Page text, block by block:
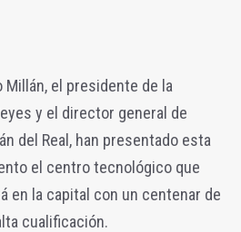
Millán, el presidente de la
y el director general de
del Real, han presentado esta
el centro tecnológico que
en la capital con un centenar de
cualificación.